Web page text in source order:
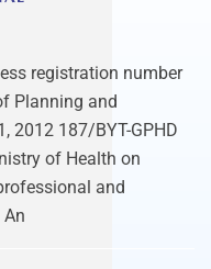
registration number
Planning and
2012 187/BYT-GPHD
of Health on
and